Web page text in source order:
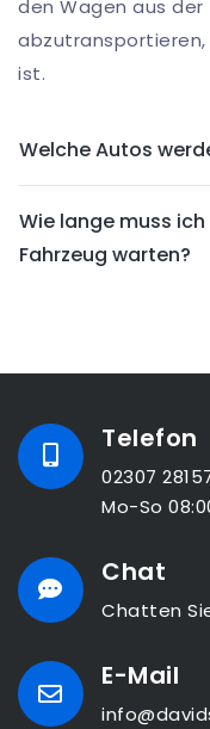
den Wagen aus der
ist.
Welche Autos
Wie lange muss
Fahrzeug warten?
Telefon
02307
Mo-So
Chat
Chatten
E-Mail